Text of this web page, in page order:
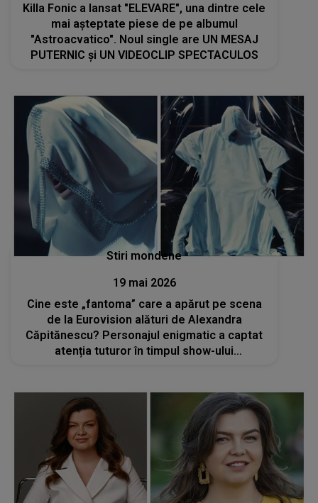
Killa Fonic a lansat "ELEVARE", una dintre cele
mai așteptate piese de pe albumul
"Astroacvatico". Noul single are UN MESAJ
PUTERNIC și UN VIDEOCLIP SPECTACULOS
Stiri mondene
19 mai 2026
Cine este „fantoma” care a apărut pe scena
de la Eurovision alături de Alexandra
Căpitănescu? Personajul enigmatic a captat
atenția tuturor în timpul show-ului